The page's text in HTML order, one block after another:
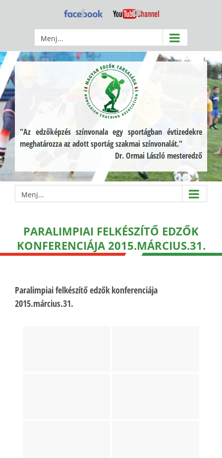
Facebook YouTube
Menj...
"Az edzőképzés színvonala egy sportágban évtizedekre
meghatározza az adott sportág szakmai színvonalát."
Dr. Ormai László mesteredző
Menj...
PARALIMPIAI FELKÉSZÍTŐ EDZŐK
KONFERENCIÁJA 2015.MÁRCIUS.31.
Paralimpiai felkészítő edzők konferenciája
2015.március.31.